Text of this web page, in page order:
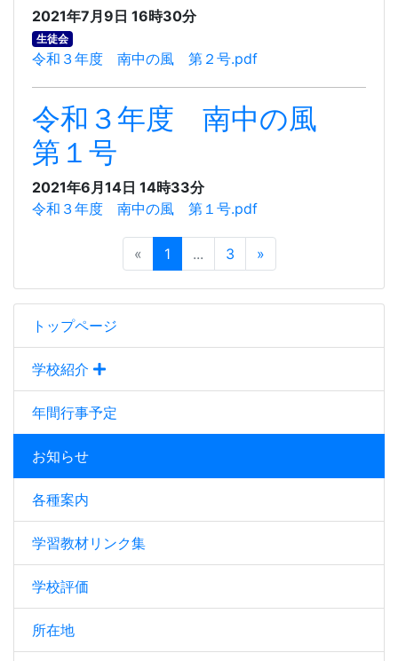
トップページ
学校紹介
年間行事予定
お知らせ
各種案内
学習教材リンク集
学校評価
所在地
2021年7月9日 16時30分
生徒会
令和３年度 南中の風 第２号.pdf
令和３年度 南中の風
第１号
2021年6月14日 14時33分
令和３年度 南中の風 第１号.pdf
« 1 ... 3 »